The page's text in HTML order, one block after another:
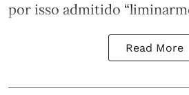
por isso admitido
Read More